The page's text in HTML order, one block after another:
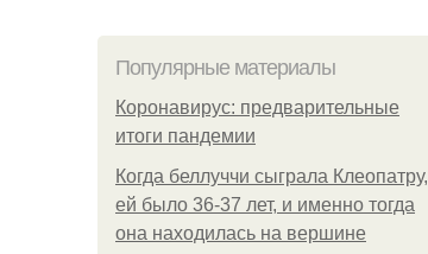
Популярные материалы
Коронавирус: предварительные
итоги пандемии
Когда беллуччи сыграла Клеопатру,
ей было 36-37 лет, и именно тогда
она находилась на вершине